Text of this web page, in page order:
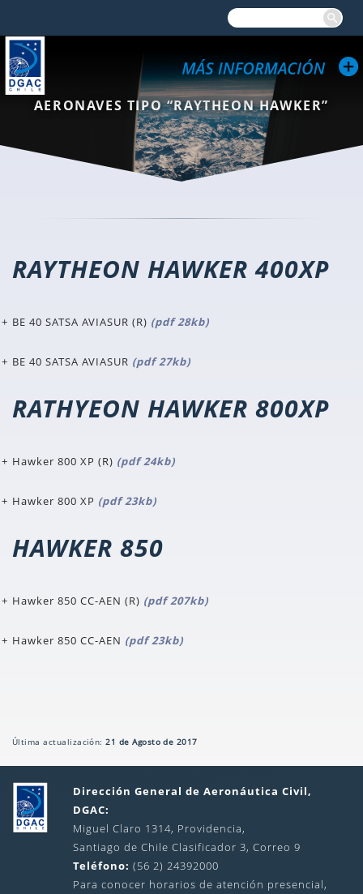
AERONAVES TIPO “RAYTHEON HAWKER”
RAYTHEON HAWKER 400XP
BE 40 SATSA AVIASUR (R) (pdf 28kb)
BE 40 SATSA AVIASUR (pdf 27kb)
RATHYEON HAWKER 800XP
Hawker 800 XP (R) (pdf 24kb)
Hawker 800 XP (pdf 23kb)
HAWKER 850
Hawker 850 CC-AEN (R) (pdf 207kb)
Hawker 850 CC-AEN (pdf 23kb)
Última actualización:21 de Agosto de 2017
Dirección General de Aeronáutica Civil,
DGAC:
Miguel Claro 1314, Providencia,
Santiago de Chile Clasificador 3, Correo 9
Teléfono: (56 2) 24392000
Para conocer horarios de atención presencial,